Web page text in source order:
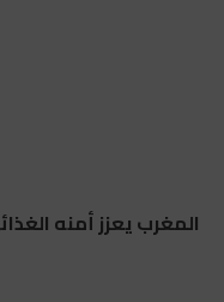
المغرب يعزز أمنه